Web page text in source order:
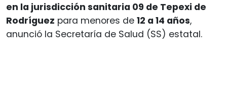
en la jurisdicción sanitaria 09 de Tepexi de
Rodríguez para menores de 12 a 14 años,
anunció la Secretaría de Salud (SS) estatal.